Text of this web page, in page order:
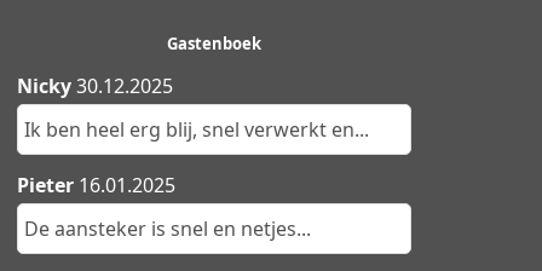
Gastenboek
Nicky30.12.2025
Ik ben heel erg blij, snel verwerkt en...
Pieter 16.01.2025
De aansteker is snel en netjes...